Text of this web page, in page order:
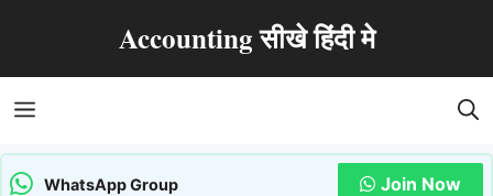
Accounting सीखे हिंदी मे
Menu
WhatsApp Group Join Now